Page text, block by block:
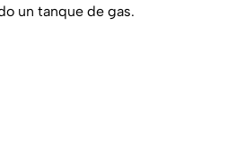
un tanque de gas.